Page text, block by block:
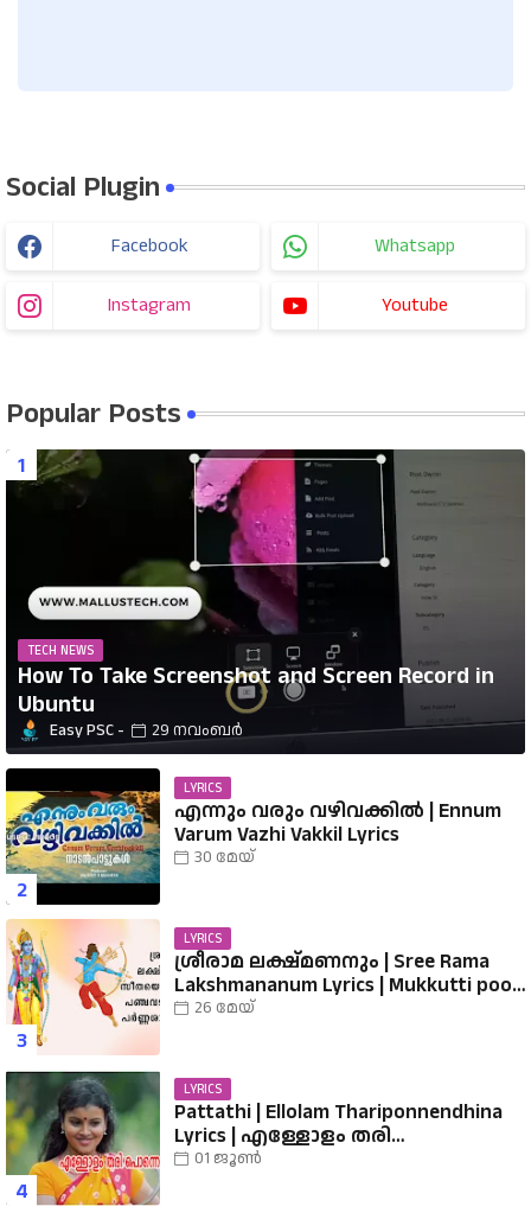
Social Plugin
Facebook Whatsapp
Instagram Youtube
Popular Posts
TECH NEWS
How To Take Screenshot and Screen Record in
Ubuntu
Easy PSC 29 നവംബർ
LYRICS
എന്നും വരും വഴിവക്കിൽ | Ennum
Varum Vazhi Vakkil Lyrics
30 മേയ്
LYRICS
ശ്രീരാമ ലക്ഷ്മണനും | Sree Rama
Lakshmananum Lyrics | Mukkutti poo
Album | Sreerama Song Malayalam |
26 മേയ്
LYRICS
Pattathi | Ellolam Thariponnendhina
Lyrics | എള്ളോളം തരി
പൊന്നെന്തിനാ...... വരികൾ
01 ജൂൺ